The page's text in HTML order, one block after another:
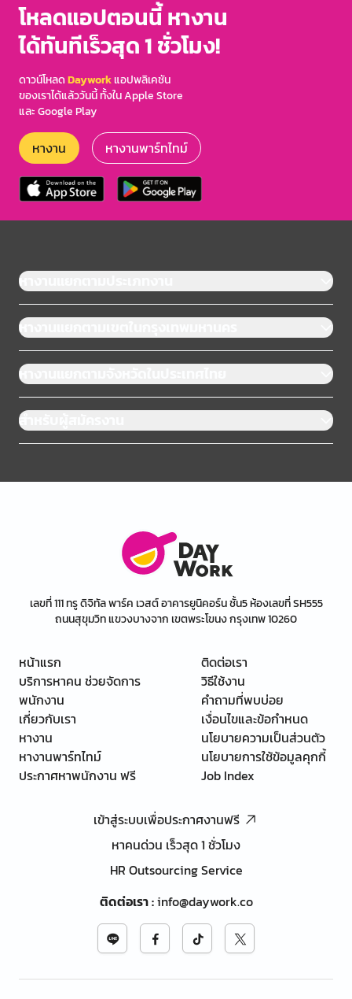
โหลดแอปตอนนี้ หางาน
ได้ทันทีเร็วสุด 1 ชั่วโมง!
ดาวน์โหลดDayworkแอปพลิเคชัน
ของเราได้แล้ววันนี้ ทั้งใน Apple Store
และ Google Play
หางาน หางานพาร์ทไทม์
หางานแยกตามประเภทงาน
หางานแยกตามเขตในกรุงเทพมหานคร
หางานแยกตามจังหวัดในประเทศไทย
สำหรับผู้สมัครงาน
เลขที่ 111 ทรู ดิจิทัล พาร์ค เวสต์ อาคารยูนิคอร์น ชั้น5 ห้องเลขที่ SH555
ถนนสุขุมวิท แขวงบางจาก เขตพระโขนง กรุงเทพ 10260
หน้าแรก
บริการหาคน ช่วยจัดการ
พนักงาน
เกี่ยวกับเรา
หางาน
หางานพาร์ทไทม์
ประกาศหาพนักงาน ฟรี
ติดต่อเรา
วิธีใช้งาน
คำถามที่พบบ่อย
เงื่อนไขและข้อกำหนด
นโยบายความเป็นส่วนตัว
นโยบายการใช้ข้อมูลคุกกี้
Job Index
เข้าสู่ระบบเพื่อประกาศงานฟรี
หาคนด่วน เร็วสุด 1 ชั่วโมง
HR Outsourcing Service
ติดต่อเรา:info@daywork.co